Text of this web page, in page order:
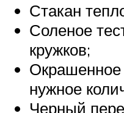
Стакан
Соленое
кружков;
Окрашенное
нужное
Черный